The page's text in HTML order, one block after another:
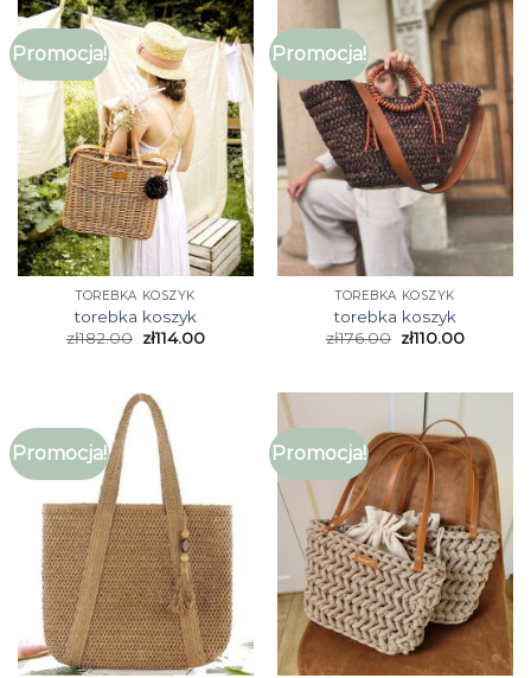
Promocja!
TOREBKA KOSZYK
torebka koszyk
zł182.00 zł114.00
Promocja!
TOREBKA KOSZYK
torebka koszyk
zł176.00 zł110.00
Promocja! Promocja!